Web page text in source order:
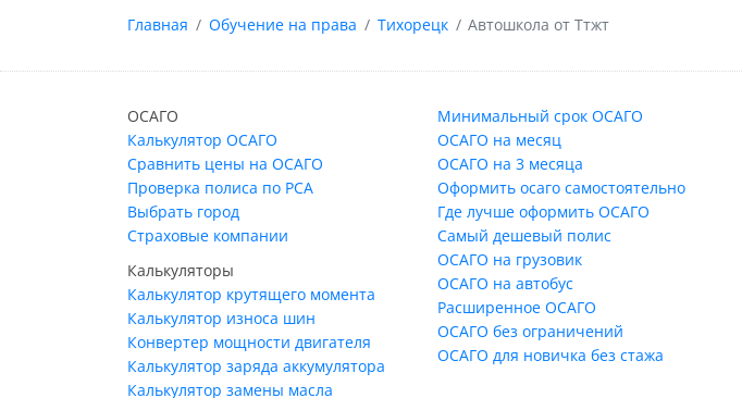
Главная Обучение на права Тихорецк Автошкола от Ттжт
ОСАГО
Калькулятор ОСАГО
Сравнить цены на ОСАГО
Проверка полиса по РСА
Выбрать город
Страховые компании
Калькуляторы
Калькулятор крутящего момента
Калькулятор износа шин
Конвертер мощности двигателя
Калькулятор заряда аккумулятора
Калькулятор замены масла
Минимальный срок ОСАГО
ОСАГО на месяц
ОСАГО на 3 месяца
Оформить осаго самостоятельно
Где лучше оформить ОСАГО
Самый дешевый полис
ОСАГО на грузовик
ОСАГО на автобус
Расширенное ОСАГО
ОСАГО без ограничений
ОСАГО для новичка без стажа